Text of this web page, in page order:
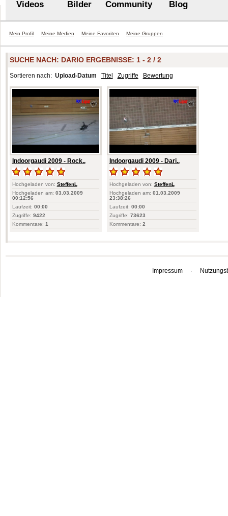
Videos Bilder Community Blog
Mein Profil Meine Medien Meine Favoriten Meine Gruppen
SUCHE NACH: DARIO ERGEBNISSE: 1 - 2 / 2
Sortieren nach: Upload-Datum Titel Zugriffe Bewertung
Indoorgaudi 2009 - Rock..
Hochgeladen von: SteffenL
Hochgeladen am: 03.03.2009
00:12:56
Laufzeit: 00:00
Zugriffe: 9422
Kommentare: 1
Indoorgaudi 2009 - Dari..
Hochgeladen von: SteffenL
Hochgeladen am: 01.03.2009
23:38:26
Laufzeit: 00:00
Zugriffe: 73623
Kommentare: 2
Impressum ·